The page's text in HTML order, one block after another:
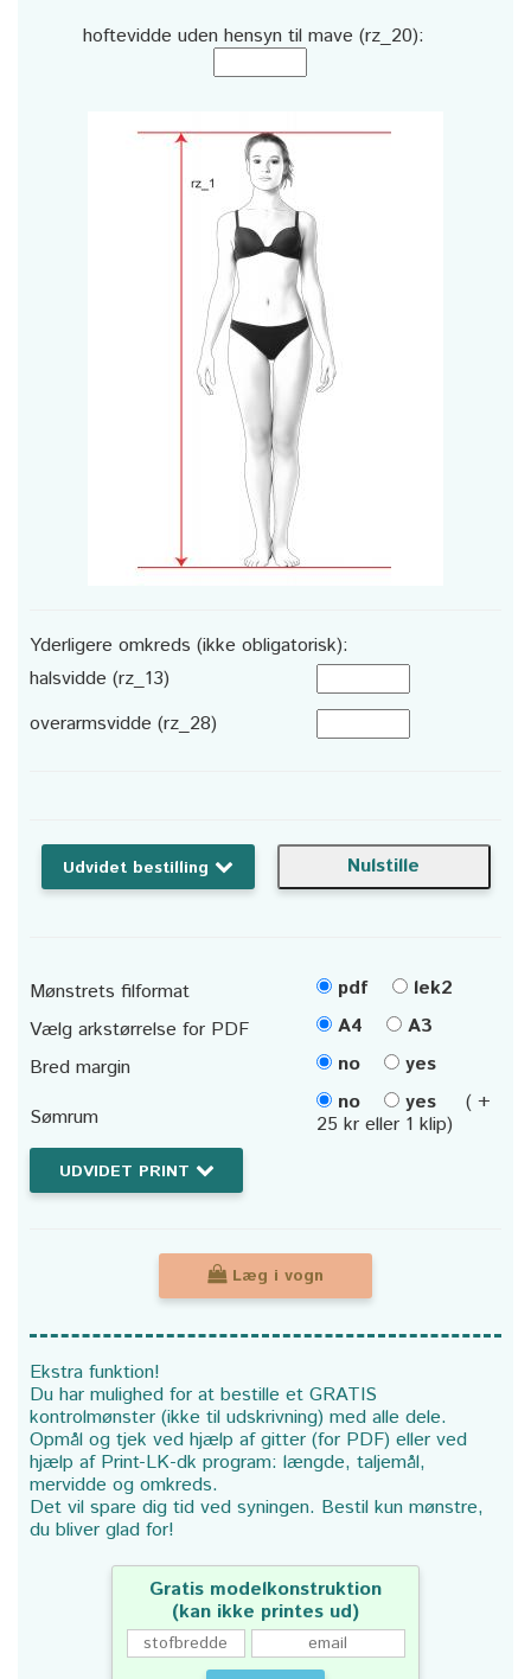
hoftevidde uden hensyn til mave (rz_20):
Yderligere omkreds (ikke obligatorisk):
halsvidde (rz_13)
overarmsvidde (rz_28)
Udvidet bestilling
Mønstrets filformat pdf
lek2
Vælg arkstørrelse for PDF
A4
A3
Bred margin
no
yes
Sømrum
no yes
( +
25 kr eller 1 klip)
UDVIDET PRINT
Læg i vogn
Ekstra funktion!
Du har mulighed for at bestille et GRATIS
kontrolmønster (ikke til udskrivning) med alle dele.
Opmål og tjek ved hjælp af gitter (for PDF) eller ved
hjælp af Print-LK-dk program: længde, taljemål,
mervidde og omkreds.
Det vil spare dig tid ved syningen. Bestil kun mønstre,
du bliver glad for!
Gratis modelkonstruktion
(kan ikke printes ud)